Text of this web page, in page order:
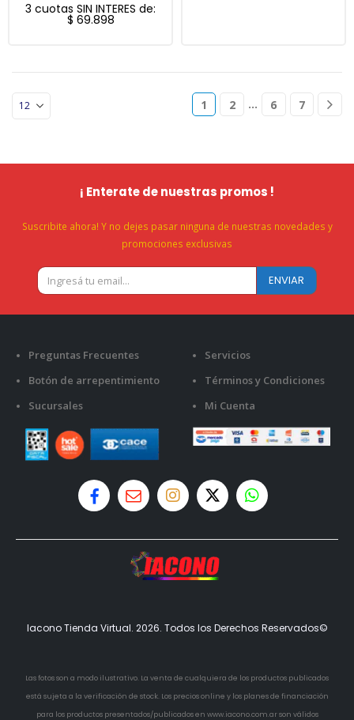
3 cuotas SIN INTERES de:
$ 69.898
1 2 … 6 7
¡ Enterate de nuestras promos !
Suscribite ahora! Y no dejes pasar ninguna de nuestras novedades y
promociones exclusivas
Preguntas Frecuentes
Botón de arrepentimiento
Sucursales
Servicios
Términos y Condiciones
Mi Cuenta
Iacono Tienda Virtual. 2026. Todos los Derechos Reservados©
Las fotos son a modo ilustrativo. La venta de cualquiera de los productos publicados
está sujeta a la verificación de stock. Los precios online y los planes de financiación
para los productos presentados/publicados en www.iacono.com.ar son válidos